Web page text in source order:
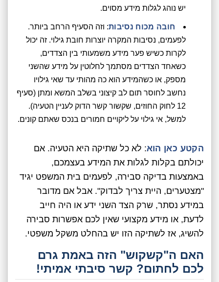
יש נוהג לגלות מידע מסוים.
חובה מכוח נסיבות: וזה הסעיף הרחב ביותר.
לפעמים, נסיבות המקרה יוצרות חובת גילוי. זה יכול
לקרות כשיש פער מידע משמעותי בין הצדדים,
כשאחד הצדדים מסתמך לחלוטין על מידע שהשני
מספק, או כשהמידע הוא כה מהותי עד שאי גילויו
נחשב לחוסר תום לב קיצוני בשלב המשא ומתן (סעיף
12 לחוק החוזים, שקשור קשר הדוק לעניין הטעיה).
למשל, אי גילוי על ליקויים חמורים בנכס שאתם קונים.
הקטע כאן הוא: לא כל שתיקה היא הטעיה. אם
יכולתם בקלות לגלות את המידע בעצמכם,
באמצעות בדיקה סבירה, לפעמים בית המשפט יגיד
"מצטערים, היית צריך לבדוק". אבל אם מדובר
במידע נסתר, שרק הצד השני ידע או היה חייב
לדעת, או מידע מקצועי שאין לכם אפשרות סבירה
להשיג, אז לשתיקה הזו יש בהחלט משקל משפטי.
האם ה"קשקוש" הזה באמת גרם
לכם לחתום? קשר סיבתי אמיתי!